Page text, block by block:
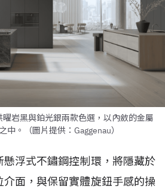
岩黑與鉑光銀兩款色選，以內斂的金屬
中。（圖片提供：Gaggenau）
浮式不鏽鋼控制環，將隱藏於
面，與保留實體旋鈕手感的操